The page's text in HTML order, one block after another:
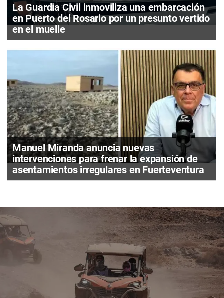
La Guardia Civil inmoviliza una embarcación
en Puerto del Rosario por un presunto vertido
en el muelle
Manuel Miranda anuncia nuevas
intervenciones para frenar la expansión de
asentamientos irregulares en Fuerteventura